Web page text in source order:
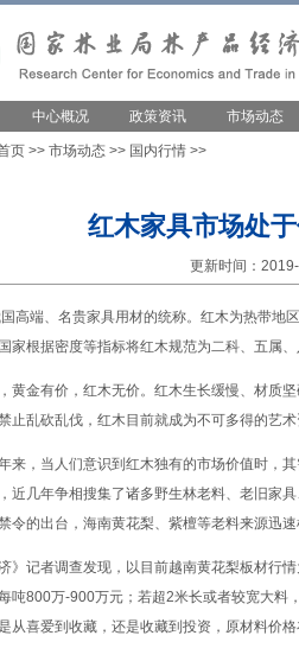
中心概况 政策资讯 市场动态
页 >> 市场动态 >> 国内行情 >>
红木家具市场处
更新时间：
高端、名贵家具用材的统称。红木为热带地
家根据密度等指标将红木规范为二科、五属
黄金有价，红木无价。红木生长缓慢、材质
止乱砍乱伐，红木目前就成为不可多得的艺
来，当人们意识到红木独有的市场价值时，
近几年争相搜集了诸多野生林老料、老旧家
令的出台，海南黄花梨、紫檀等老料来源迅
》记者调查发现，以目前越南黄花梨板材行
吨800万-900万元；若超2米长或者较宽大料
从喜爱到收藏，还是收藏到投资，原材料价